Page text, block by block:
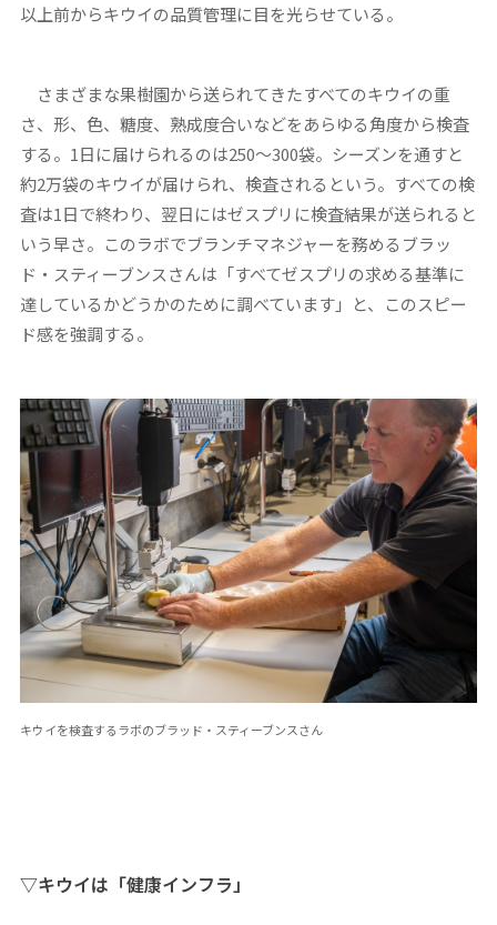
以上前からキウイの品質管理に目を光らせている。
さまざまな果樹園から送られてきたすべてのキウイの重
さ、形、色、糖度、熟成度合いなどをあらゆる角度から検査
する。1日に届けられるのは250～300袋。シーズンを通すと
約2万袋のキウイが届けられ、検査されるという。すべての検
査は1日で終わり、翌日にはゼスプリに検査結果が送られると
いう早さ。このラボでブランチマネジャーを務めるブラッ
ド・スティーブンスさんは「すべてゼスプリの求める基準に
達しているかどうかのために調べています」と、このスピー
ド感を強調する。
キウイを検査するラボのブラッド・スティーブンスさん
▽キウイは「健康インフラ」